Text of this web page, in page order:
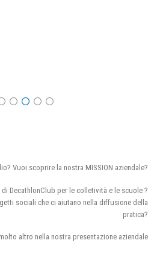
Vuoi scoprire la nostra MISSION aziendale?
DecathlonClub per le colletività e le scuole ?
sociali che ci aiutano nella diffusione della
pratica?
altro nella nostra presentazione aziendale